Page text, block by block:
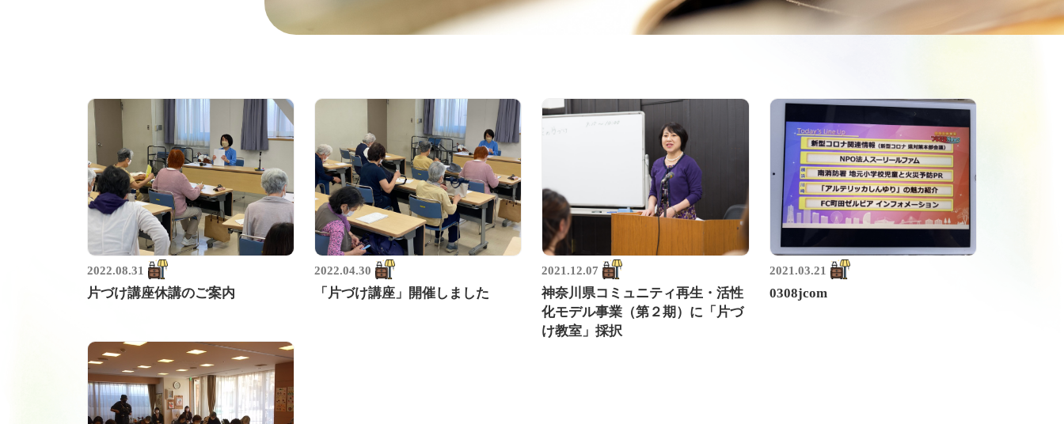
2022.08.31
片づけ講座休講のご案内
2022.04.30
「片づけ講座」開催しました
2021.12.07
神奈川県コミュニティ再生・活性
化モデル事業（第２期）に「片づ
け教室」採択
2021.03.21
0308jcom